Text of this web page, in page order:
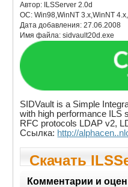
Автор: ILSServer 2.0d
ОС:Win98,WinNT 3.x,WinNT
Дата добавления:27.06.2008
Имя файла:sidvault20d.exe
SIDVault is a Simple
with high performance ILS
RFC protocols LDAP v2,
Ссылка: http://
Скачать
Комментарии и